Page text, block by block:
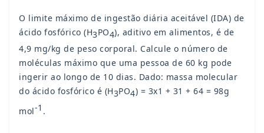
O limite máximo de ingestão diária aceitável (IDA) de
ácido fosfórico (H3PO4), aditivo em alimentos, é de
4,9 mg/kg de peso corporal. Calcule o número de
moléculas máximo que uma pessoa de 60 kg pode
ingerir ao longo de 10 dias. Dado: massa molecular
do ácido fosfórico é (H3PO4) = 3x1 + 31 + 64 = 98g
mol-1 .